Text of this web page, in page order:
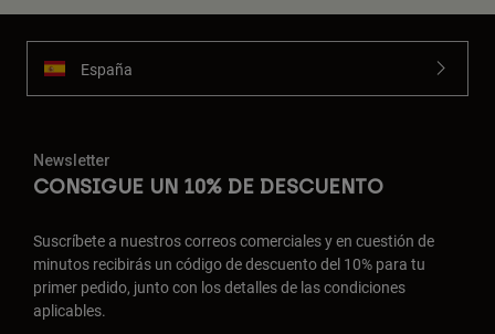
España
Newsletter
CONSIGUE UN 10% DE DESCUENTO
Suscríbete a nuestros correos comerciales y en cuestión de
minutos recibirás un código de descuento del 10% para tu
primer pedido, junto con los detalles de las condiciones
aplicables.